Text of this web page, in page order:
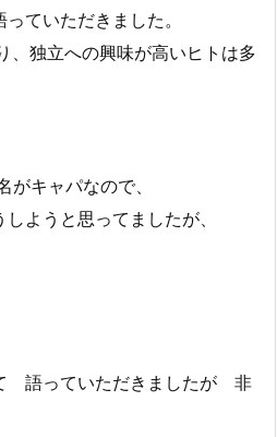
ていただきました。
、独立への興味が高いヒトは多
がキャパなので、
ようと思ってましたが、
語っていただきましたが 非